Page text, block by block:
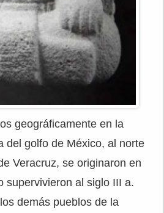
geográficamente en la
del golfo de México, al norte
Veracruz, se originaron en
supervivieron al siglo III a.
demás pueblos de la